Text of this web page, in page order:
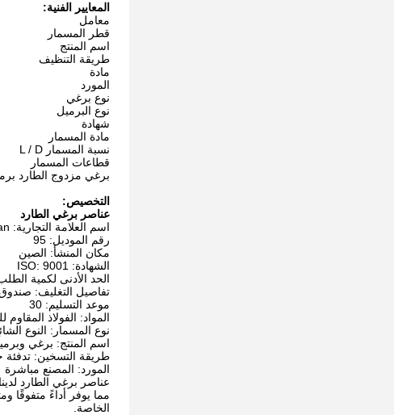
المعايير الفنية:
معامل
قطر المسمار
اسم المنتج
طريقة التنظيف
مادة
المورد
نوع برغي
نوع البرميل
شهادة
مادة المسمار
نسبة المسمار L / D
قطاعات المسمار
برغي مزدوج الطارد
التخصيص:
عناصر برغي الطارد
اسم العلامة التجارية: Zhitian
رقم الموديل: 95
مكان المنشأ: الصين
الشهادة: ISO: 9001
الحد الأدنى لكمية
تفاصيل التغليف:
موعد التسليم: 30
المواد: الفولاذ المقاوم
نوع المسمار: النوع
اسم المنتج: برغي
طريقة التسخين: تدفئة
المورد: المصنع مباشرة
عناصر برغي الطارد
مما يوفر أداءً متفوقًا
الخاصة.